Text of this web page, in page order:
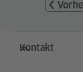
Service-
Kontakt